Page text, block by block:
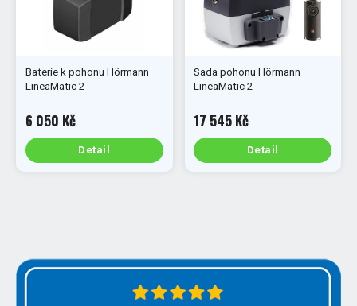
Baterie k pohonu Hörmann
LineaMatic 2
6 050 Kč
Detail
Sada pohonu Hörmann
LineaMatic 2
17 545 Kč
Detail